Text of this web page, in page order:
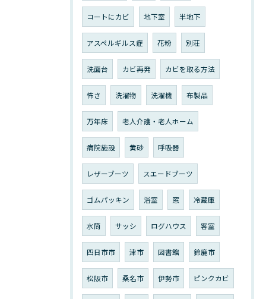
コートにカビ 地下室 半地下
アスペルギルス症 花粉 別荘
洗面台 カビ再発 カビを取る方法
怖さ 洗濯物 洗濯機 布製品
万年床 老人介護・老人ホーム
病院施設 黄砂 呼吸器
レザーブーツ スエードブーツ
ゴムパッキン 浴室 窓 冷蔵庫
水筒 サッシ ログハウス 客室
四日市市 津市 図書館 鈴鹿市
松阪市 桑名市 伊勢市 ピンクカビ